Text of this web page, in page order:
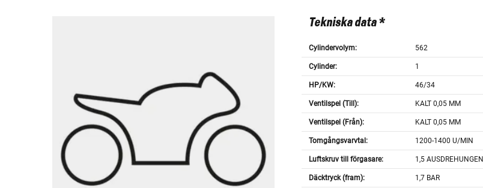
Tekniska data *
Cylindervolym: 562
Cylinder: 1
HP/KW: 46/34
Ventilspel (Till): KALT 0,05 MM
Ventilspel (Från): KALT 0,05 MM
Tomgångsvarvtal: 1200-1400 U/MIN
Luftskruv till förgasare: 1,5 AUSDREHUNGEN
Däcktryck (fram): 1,7 BAR